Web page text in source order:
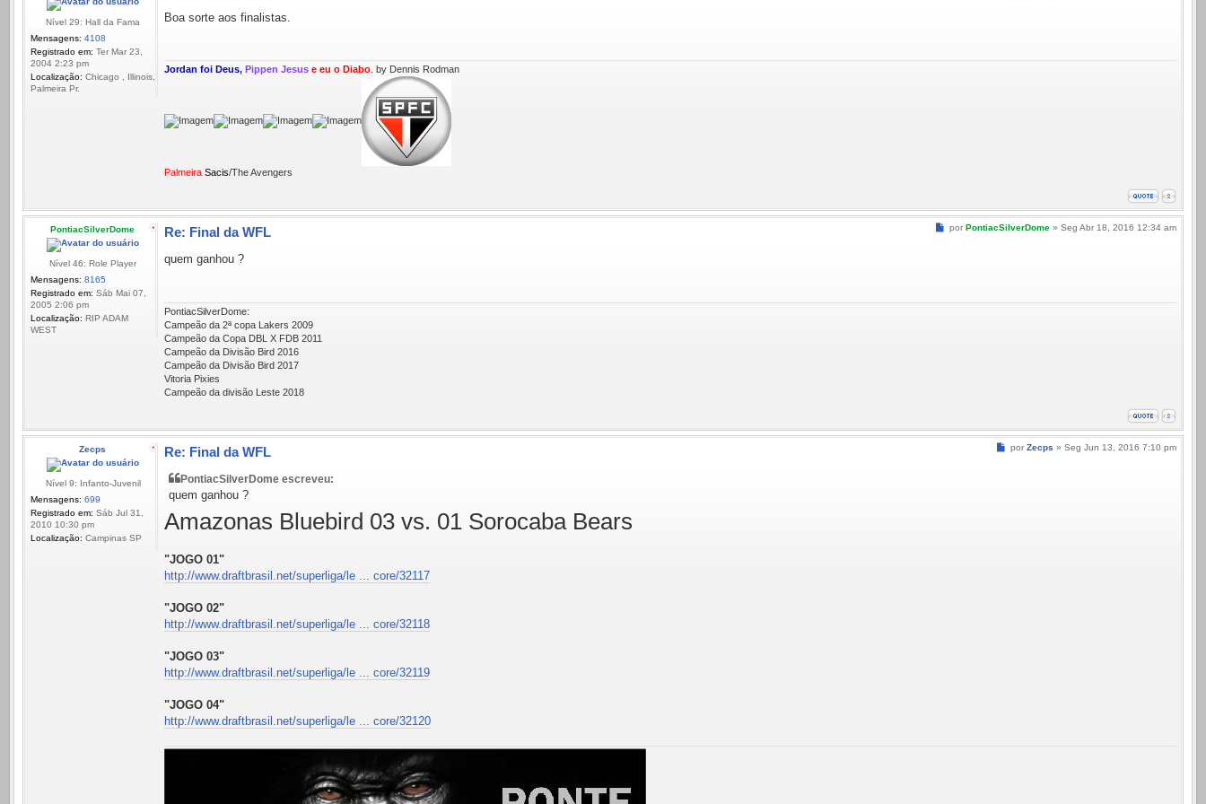
Nível 29: Hall da Fama
Mensagens: 4108
Registrado em: Ter Mar 23,
2004 2:23 pm
Localização: Chicago , Illinois,
Palmeira Pr.
Boa sorte aos finalistas.
Jordan foi Deus, Pippen Jesus e eu o Diabo . by Dennis Rodman
Palmeira Sacis/The Avengers
PontiacSilverDome
Nível 46: Role Player
Mensagens: 8165
Registrado em: Sáb Mai 07,
2005 2:06 pm
Localização: RIP ADAM
WEST
Mensagem
por PontiacSilverDome » Seg Abr 18, 2016 12:34 am
Re: Final da WFL
quem ganhou ?
PontiacSilverDome:
Campeão da 2ª copa Lakers 2009
Campeão da Copa DBL X FDB 2011
Campeão da Divisão Bird 2016
Campeão da Divisão Bird 2017
Vitoria Pixies
Campeão da divisão Leste 2018
Zecps
Nível 9: Infanto-Juvenil
Mensagens: 699
Registrado em: Sáb Jul 31,
2010 10:30 pm
Localização: Campinas SP
Mensagem
por Zecps » Seg Jun 13, 2016 7:10 pm
Re: Final da WFL
PontiacSilverDome escreveu:
quem ganhou ?
Amazonas Bluebird 03 vs. 01 Sorocaba Bears
"JOGO 01"
http://www.draftbrasil.net/superliga/le ... core/32117
"JOGO 02"
http://www.draftbrasil.net/superliga/le ... core/32118
"JOGO 03"
http://www.draftbrasil.net/superliga/le ... core/32119
"JOGO 04"
http://www.draftbrasil.net/superliga/le ... core/32120